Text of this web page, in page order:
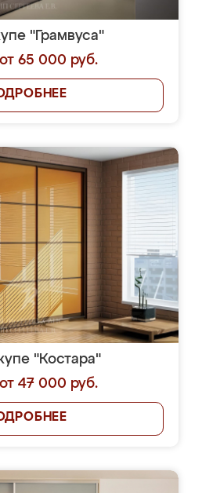
"Грамвуса"
65 000 руб.
"Костара"
47 000 руб.